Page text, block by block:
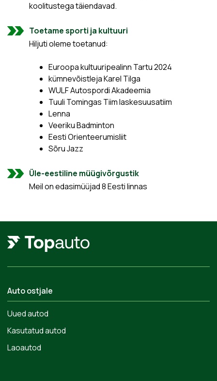
koolitustega täiendavad.
Toetame sporti ja kultuuri
Hiljuti oleme toetanud:
Euroopa kultuuripealinn Tartu 2024
kümnevõistleja Karel Tilga
WULF Autospordi Akadeemia
Tuuli Tomingas Tiim laskesuusatiim
Lenna
Veeriku Badminton
Eesti Orienteerumisliit
Sõru Jazz
Üle-eestiline müügivõrgustik
Meil on edasimüüjad 8 Eesti linnas
Auto ostjale
Uued autod
Kasutatud autod
Laoautod